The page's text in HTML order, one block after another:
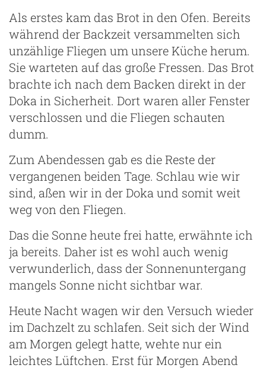
Als erstes kam das Brot in den Ofen. Bereits
während der Backzeit versammelten sich
unzählige Fliegen um unsere Küche herum.
Sie warteten auf das große Fressen. Das Brot
brachte ich nach dem Backen direkt in der
Doka in Sicherheit. Dort waren aller Fenster
verschlossen und die Fliegen schauten
dumm.
Zum Abendessen gab es die Reste der
vergangenen beiden Tage. Schlau wie wir
sind, aßen wir in der Doka und somit weit
weg von den Fliegen.
Das die Sonne heute frei hatte, erwähnte ich
ja bereits. Daher ist es wohl auch wenig
verwunderlich, dass der Sonnenuntergang
mangels Sonne nicht sichtbar war.
Heute Nacht wagen wir den Versuch wieder
im Dachzelt zu schlafen. Seit sich der Wind
am Morgen gelegt hatte, wehte nur ein
leichtes Lüftchen. Erst für Morgen Abend